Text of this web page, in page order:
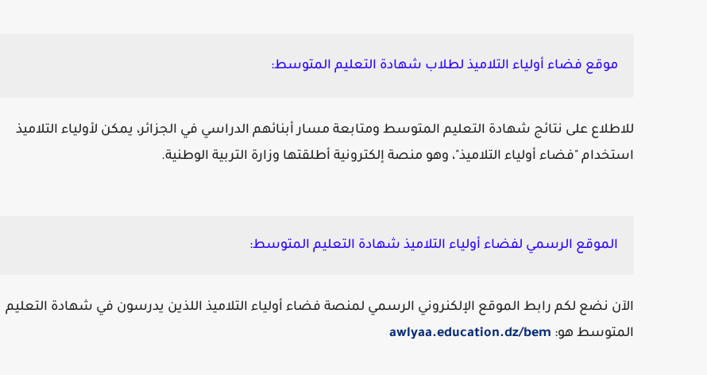
موقع فضاء أولياء التلاميذ لطلاب شهادة التعليم المتوسط:
للاطلاع على نتائج شهادة التعليم المتوسط ومتابعة مسار أبنائهم الدراسي في الجزائر، يمكن لأولياء التلاميذ
استخدام "فضاء أولياء التلاميذ"، وهو منصة إلكترونية أطلقتها وزارة التربية الوطنية.
الموقع الرسمي لفضاء أولياء التلاميذ شهادة التعليم المتوسط:
الآن نضع لكم رابط الموقع الإلكنروني الرسمي لمنصة فضاء أولياء التلاميذ اللذين يدرسون في شهادة التعليم
المتوسط هو: awlyaa.education.dz/bem